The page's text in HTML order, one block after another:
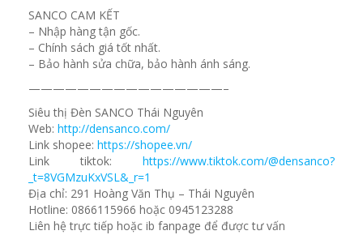
SANCO CAM KẾT
– Nhập hàng tận gốc.
– Chính sách giá tốt nhất.
– Bảo hành sửa chữa, bảo hành ánh sáng.
————————————————–
Siêu thị Đèn SANCO Thái Nguyên
Web: http://densanco.com/
Link shopee: https://shopee.vn/
Link tiktok: https://www.tiktok.com/@densanco?
_t=8VGMzuKxVSL&_r=1
Địa chỉ: 291 Hoàng Văn Thụ – Thái Nguyên
Hotline: 0866115966 hoặc 0945123288
Liên hệ trực tiếp hoặc ib fanpage để được tư vấn